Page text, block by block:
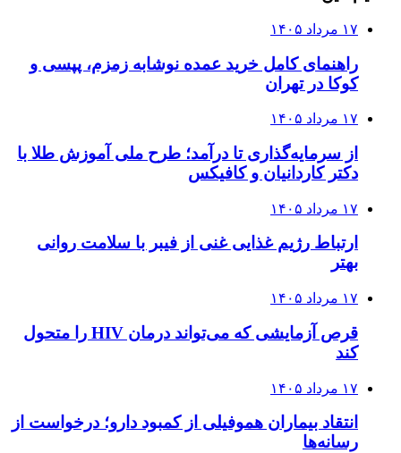
۱۷ مرداد ۱۴۰۵
راهنمای کامل خرید عمده نوشابه زمزم، پپسی و
کوکا در تهران
۱۷ مرداد ۱۴۰۵
از سرمایه‌گذاری تا درآمد؛ طرح ملی آموزش طلا با
دکتر کاردانیان و کافیکس
۱۷ مرداد ۱۴۰۵
ارتباط رژیم غذایی غنی از فیبر با سلامت روانی
بهتر
۱۷ مرداد ۱۴۰۵
قرص آزمایشی که می‌تواند درمان HIV را متحول
کند
۱۷ مرداد ۱۴۰۵
انتقاد بیماران هموفیلی از کمبود دارو؛ درخواست از
رسانه‌ها